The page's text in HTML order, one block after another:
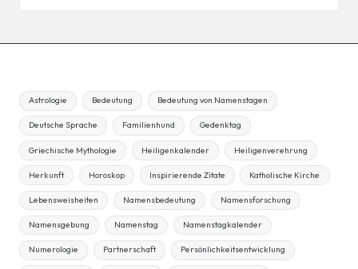
Astrologie Bedeutung Bedeutung von Namenstagen
Deutsche Sprache Familienhund Gedenktag
Griechische Mythologie Heiligenkalender Heiligenverehrung
Herkunft Horoskop Inspirierende Zitate Katholische Kirche
Lebensweisheiten Namensbedeutung Namensforschung
Namensgebung Namenstag Namenstagkalender
Numerologie Partnerschaft Persönlichkeitsentwicklung